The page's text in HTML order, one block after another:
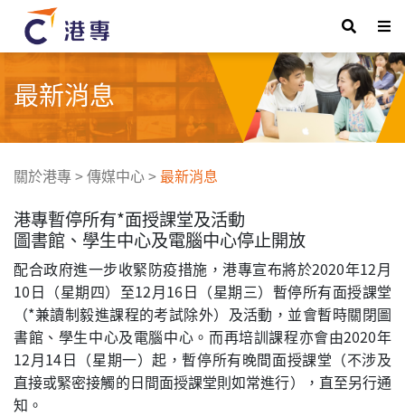
最新消息
關於港專>傳媒中心> 最新消息
港專暫停所有*面授課堂及活動
圖書館、學生中心及電腦中心停止開放
配合政府進一步收緊防疫措施，港專宣布將於2020年12月
10日（星期四）至12月16日（星期三）暫停所有面授課堂
（*兼讀制毅進課程的考試除外）及活動，並會暫時關閉圖
書館、學生中心及電腦中心。而再培訓課程亦會由2020年
12月14日（星期一）起，暫停所有晚間面授課堂（不涉及
直接或緊密接觸的日間面授課堂則如常進行），直至另行通
知。